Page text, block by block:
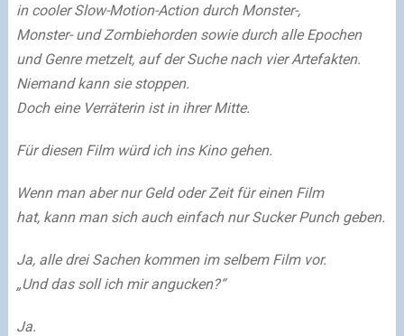
in cooler Slow-Motion-Action durch Monster-,
Monster- und Zombiehorden sowie durch alle Epochen
und Genre metzelt, auf der Suche nach vier Artefakten.
Niemand kann sie stoppen.
Doch eine Verräterin ist in ihrer Mitte.
Für diesen Film würd ich ins Kino gehen.
Wenn man aber nur Geld oder Zeit für einen Film
hat, kann man sich auch einfach nur Sucker Punch geben.
Ja, alle drei Sachen kommen im selbem Film vor.
„Und das soll ich mir angucken?“
Ja.